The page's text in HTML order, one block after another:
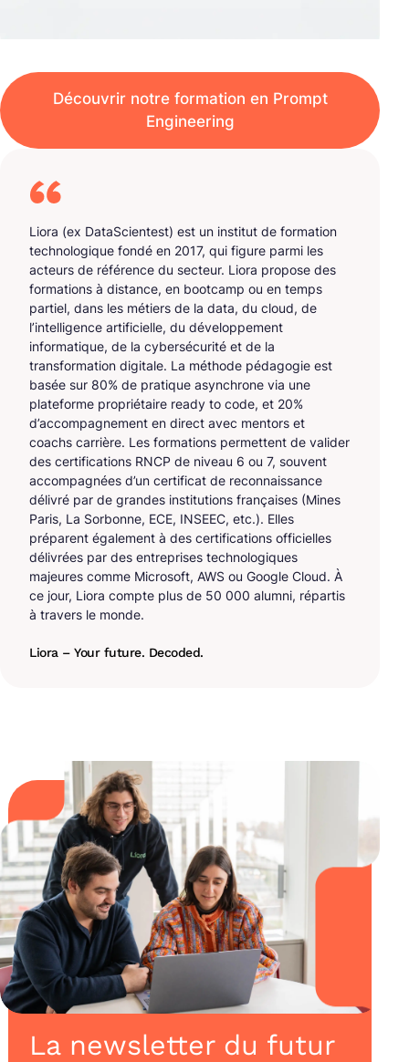
Découvrir notre formation en Prompt
Engineering
Liora (ex DataScientest) est un institut de formation
technologique fondé en 2017, qui figure parmi les
acteurs de référence du secteur. Liora propose des
formations à distance, en bootcamp ou en temps
partiel, dans les métiers de la data, du cloud, de
l’intelligence artificielle, du développement
informatique, de la cybersécurité et de la
transformation digitale. La méthode pédagogie est
basée sur 80% de pratique asynchrone via une
plateforme propriétaire ready to code, et 20%
d’accompagnement en direct avec mentors et
coachs carrière. Les formations permettent de valider
des certifications RNCP de niveau 6 ou 7, souvent
accompagnées d’un certificat de reconnaissance
délivré par de grandes institutions françaises (Mines
Paris, La Sorbonne, ECE, INSEEC, etc.). Elles
préparent également à des certifications officielles
délivrées par des entreprises technologiques
majeures comme Microsoft, AWS ou Google Cloud. À
ce jour, Liora compte plus de 50 000 alumni, répartis
à travers le monde.
Liora – Your future. Decoded.
La newsletter du futur